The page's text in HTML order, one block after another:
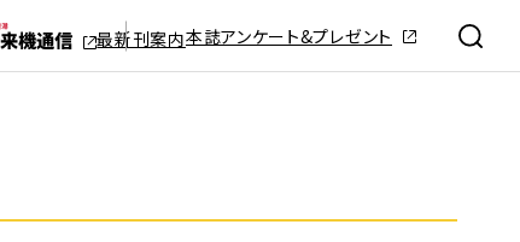
最新刊案内本誌アンケート&プレゼント